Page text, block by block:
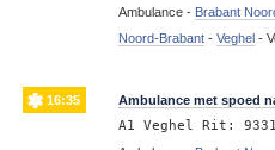
Ambulance - Brabant
Noord-Brabant- Veghel-
16:35 Ambulance met spoed
A1 Veghel Rit: